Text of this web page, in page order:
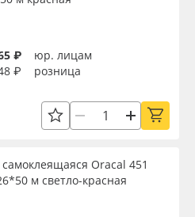
₽
юр. лицам
₽
розница
Oracal 451
м светло-красная